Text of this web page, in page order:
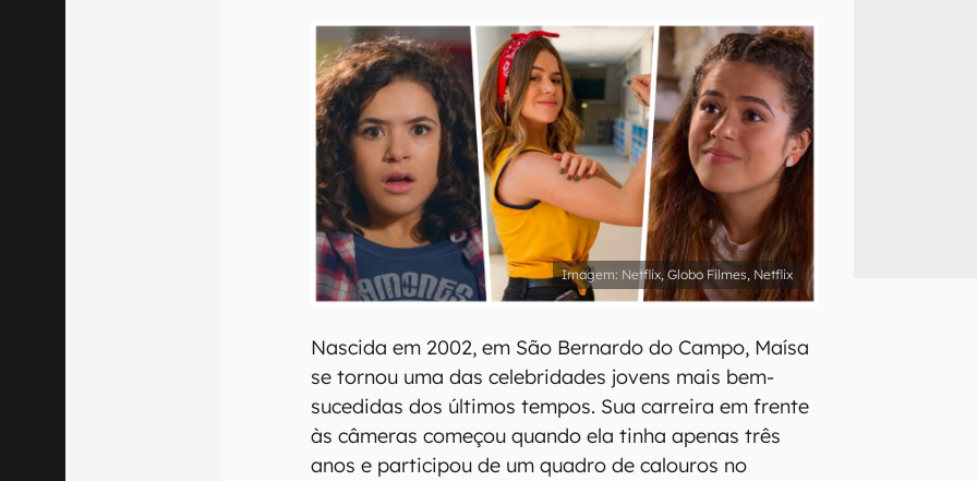
inscreva-se
Confirmo que li, aceito e concordo com os Termos de Uso e Política de Privacidade do
Netflix, Globo Filmes, Netflix
Nascida em 2002, em São Bernardo do Campo, Maísa
se tornou uma das celebridades jovens mais bem-
sucedidas dos últimos tempos. Sua carreira em frente
às câmeras começou quando ela tinha apenas três
anos e participou de um quadro de calouros no